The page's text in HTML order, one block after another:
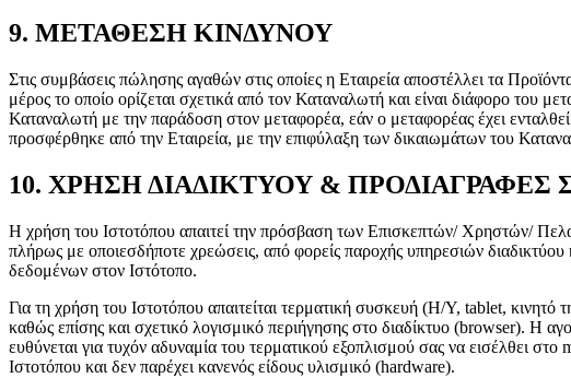
9. ΜΕΤΑΘΕΣΗ ΚΙΝΔΥΝΟΥ
Στις συμβάσεις πώλησης αγαθών στις οποίες η Εταιρεία αποστέλλει τα
μέρος το οποίο ορίζεται σχετικά από τον Καταναλωτή και είναι διάφορο του
Καταναλωτή με την παράδοση στον μεταφορέα, εάν ο μεταφορέας έχει
προσφέρθηκε από την Εταιρεία, με την επιφύλαξη των δικαιωμάτων του
10. ΧΡΗΣΗ ΔΙΑΔΙΚΤΥΟΥ &
Η χρήση του Ιστοτόπου απαιτεί την πρόσβαση των Επισκεπτών/ Χρηστών/
πλήρως με οποιεσδήποτε χρεώσεις, από φορείς παροχής υπηρεσιών
δεδομένων στον Ιστότοπο.
Για τη χρήση του Ιστοτόπου απαιτείται τερματική συσκευή (Η/Υ, tablet,
καθώς επίσης και σχετικό λογισμικό περιήγησης στο διαδίκτυο (browser). Η
ευθύνεται για τυχόν αδυναμία του τερματικού εξοπλισμού σας να εισέλθει
Ιστοτόπου και δεν παρέχει κανενός είδους υλισμικό (hardware).